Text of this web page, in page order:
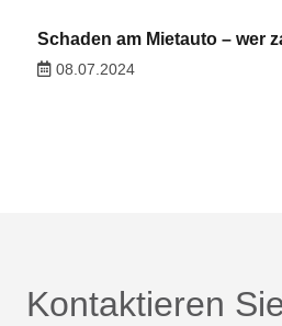
Schaden am Mietauto – wer
08.07.2024
Kontaktieren